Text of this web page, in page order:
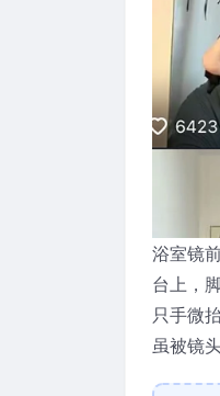
浴室镜
台上，
只手微
虽被镜